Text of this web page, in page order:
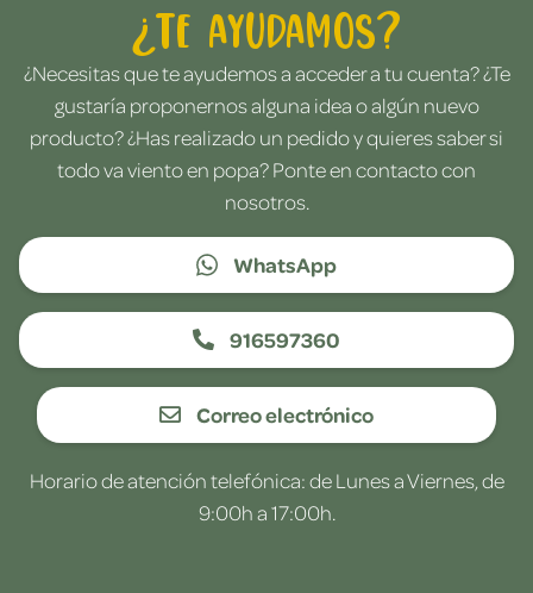
¿Te ayudamos?
¿Necesitas que te ayudemos a acceder a tu cuenta? ¿Te
gustaría proponernos alguna idea o algún nuevo
producto? ¿Has realizado un pedido y quieres saber si
todo va viento en popa? Ponte en contacto con
nosotros.
WhatsApp
916597360
Correo electrónico
Horario de atención telefónica: de Lunes a Viernes, de
9:00h a 17:00h.